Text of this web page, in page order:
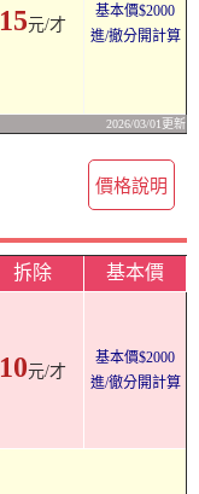
15元/才
基本價$2000
進/撤分開計算
2026/03/01更新
價格說明
拆除
基本價
10元/才
基本價$2000
進/徹分開計算